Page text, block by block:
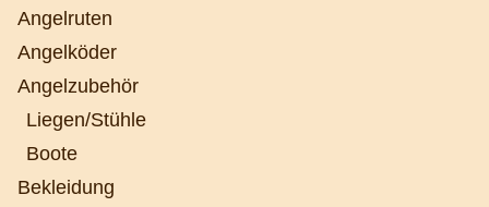
Angelruten
Angelköder
Angelzubehör
Liegen/Stühle
Boote
Bekleidung